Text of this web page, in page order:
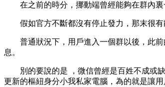
在之前的時分，挪動端曾經能夠在群內裏
假如官方不斷都沒有停止發力，那末很有能
普通狀況下，用戶進入一個群以後 ，
息。
別的要說的是 ，微信曾經是百姓不成或缺的
更新的樞紐身分小我私家電腦，為的就是讓用戶